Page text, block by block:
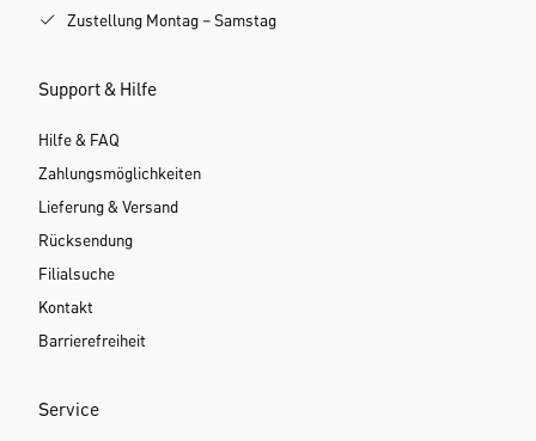
Zustellung Montag – Samstag
Support & Hilfe
Hilfe & FAQ
Zahlungsmöglichkeiten
Lieferung & Versand
Rücksendung
Filialsuche
Kontakt
Barrierefreiheit
Service